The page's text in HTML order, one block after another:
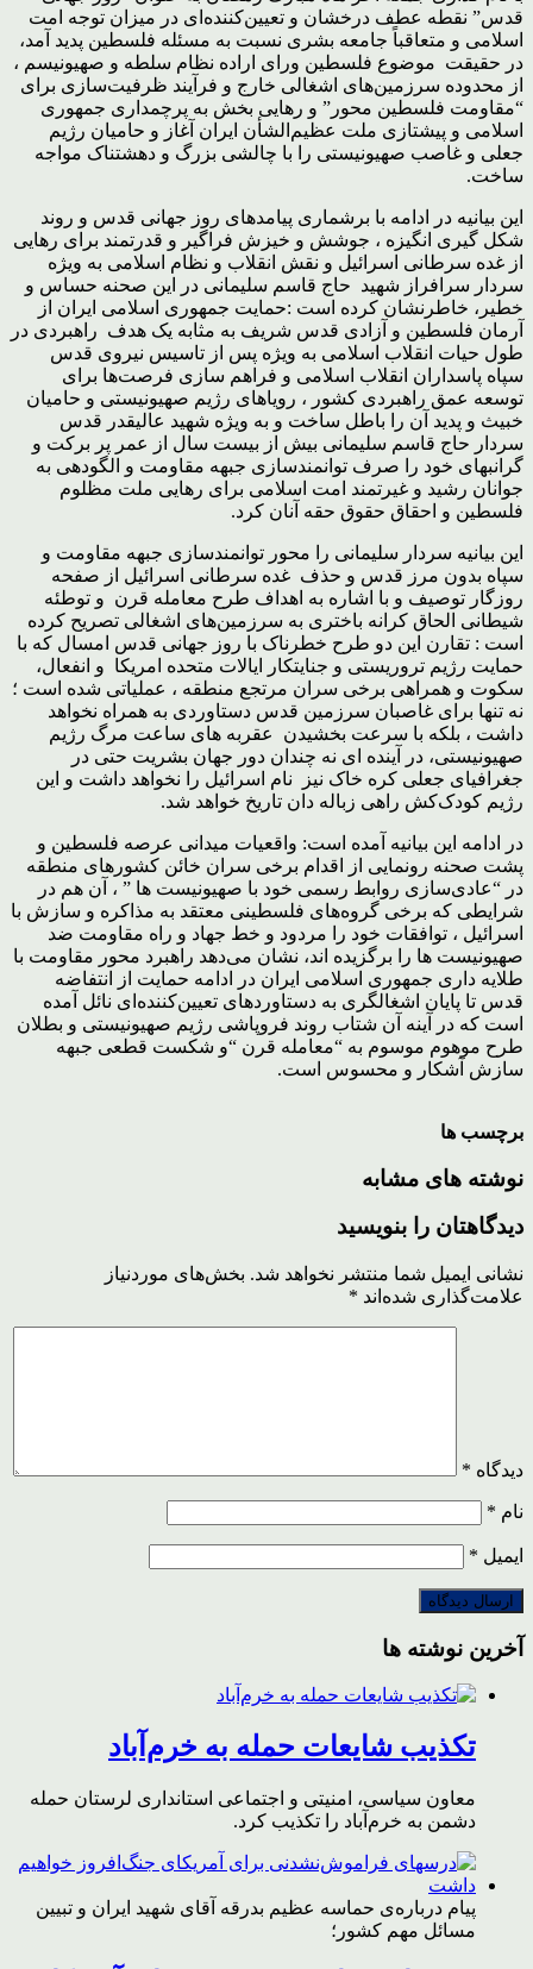
قدس” نقطه عطف درخشان و تعیین‌کننده‌ای در میزان توجه امت
اسلامی و متعاقباً جامعه بشری نسبت به مسئله فلسطین پدید آمد،
در حقیقت موضوع فلسطین ورای اراده نظام سلطه و صهیونیسم ،
از محدوده سرزمین‌های اشغالی خارج و فرآیند ظرفیت‌سازی برای
“مقاومت فلسطین محور” و رهایی بخش به پرچمداری جمهوری
اسلامی و پیشتازی ملت عظیم‌الشأن ایران آغاز و حامیان رژیم
جعلی و غاصب صهیونیستی را با چالشی بزرگ و دهشتناک مواجه
ساخت.
این بیانیه در ادامه با برشماری پیامدهای روز جهانی قدس و روند
شکل گیری انگیزه ، جوشش و خیزش فراگیر و قدرتمند برای رهایی
از غده سرطانی اسرائیل و نقش انقلاب و نظام اسلامی به ویژه
سردار سرافراز شهید حاج قاسم سلیمانی در این صحنه حساس و
خطیر، خاطرنشان کرده است :حمایت جمهوری اسلامی ایران از
آرمان فلسطین و آزادی قدس شریف به مثابه یک هدف راهبردی در
طول حیات انقلاب اسلامی به ویژه پس از تاسیس نیروی قدس
سپاه پاسداران انقلاب اسلامی و فراهم سازی فرصت‌ها برای
توسعه عمق راهبردی کشور ، رویاهای رژیم صهیونیستی و حامیان
خبیث و پدید آن را باطل ساخت و به ویژه شهید عالیقدر قدس
سردار حاج قاسم سلیمانی بیش از بیست سال از عمر پر برکت و
گرانبهای خود را صرف توانمندسازی جبهه مقاومت و الگودهی به
جوانان رشید و غیرتمند امت اسلامی برای رهایی ملت مظلوم
فلسطین و احقاق حقوق حقه آنان کرد.
این بیانیه سردار سلیمانی را محور توانمندسازی جبهه مقاومت و
سپاه بدون مرز قدس و حذف غده سرطانی اسرائیل از صفحه
روزگار توصیف و با اشاره به اهداف طرح معامله قرن و توطئه
شیطانی الحاق کرانه باختری به سرزمین‌های اشغالی تصریح کرده
است : تقارن این دو طرح خطرناک با روز جهانی قدس امسال که با
حمایت رژیم تروریستی و جنایتکار ایالات متحده امریکا و انفعال،
سکوت و همراهی برخی سران مرتجع منطقه ، عملیاتی شده است ؛
نه تنها برای غاصبان سرزمین قدس دستاوردی به همراه نخواهد
داشت ، بلکه با سرعت بخشیدن عقربه های ساعت مرگ رژیم
صهیونیستی، در آینده ای نه چندان دور جهان بشریت حتی در
جغرافیای جعلی کره خاک نیز نام اسرائیل را نخواهد داشت و این
رژیم کودک‌کش راهی زباله دان تاریخ خواهد شد.
در ادامه این بیانیه آمده است: واقعیات میدانی عرصه فلسطین و
پشت صحنه رونمایی از اقدام برخی سران خائن کشورهای منطقه
در “عادی‌سازی روابط رسمی خود با صهیونیست ها ” ، آن هم در
شرایطی که برخی گروه‌های فلسطینی معتقد به مذاکره و سازش با
اسرائیل ، توافقات خود را مردود و خط جهاد و راه مقاومت ضد
صهیونیست ها را برگزیده اند، نشان می‌دهد راهبرد محور مقاومت با
طلایه داری جمهوری اسلامی ایران در ادامه حمایت از انتفاضه
قدس تا پایان اشغالگری به دستاوردهای تعیین‌کننده‌ای نائل آمده
است که در آینه آن شتاب روند فروپاشی رژیم صهیونیستی و بطلان
طرح موهوم موسوم به “معامله قرن “و شکست قطعی جبهه
سازش آشکار و محسوس است.
برچسب ها
نوشته های مشابه
دیدگاهتان را بنویسید
نشانی ایمیل شما منتشر نخواهد شد. بخش‌های موردنیاز
علامت‌گذاری شده‌اند *
دیدگاه *
نام *
ایمیل *
آخرین نوشته ها
تکذیب شایعات حمله به خرم‌آباد
معاون سیاسی، امنیتی و اجتماعی استانداری لرستان حمله
دشمن به خرم‌آباد را تکذیب کرد.
پیام درباره‌ی حماسه عظیم بدرقه آقای شهید ایران و تبیین
مسائل مهم کشور؛